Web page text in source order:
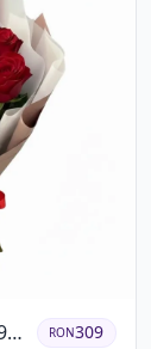
RON309